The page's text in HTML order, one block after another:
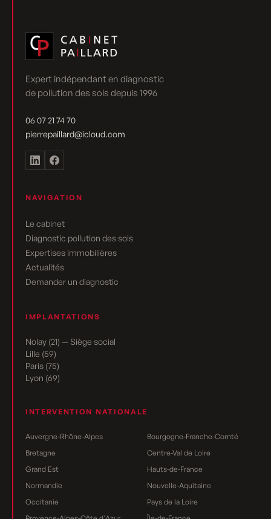
Expert indépendant en diagnostic
de pollution des sols depuis 1996
06 07 21 74 70
pierrepaillard@icloud.com
NAVIGATION
Le cabinet
Diagnostic pollution des sols
Expertises immobilières
Actualités
Demander un diagnostic
IMPLANTATIONS
Nolay (21) — Siège social
Lille (59)
Paris (75)
Lyon (69)
INTERVENTION NATIONALE
Auvergne-Rhône-Alpes
Bourgogne-Franche-Comté
Bretagne
Centre-Val de Loire
Grand Est
Hauts-de-France
Normandie
Nouvelle-Aquitaine
Occitanie
Pays de la Loire